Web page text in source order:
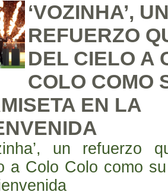
‘VOZINHA’,
REFUERZO
DEL CIELO A
COLO COMO
EN LA
un refuerzo
a Colo Colo como